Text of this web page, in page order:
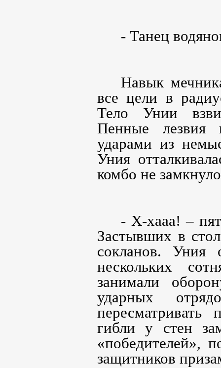
- Танец
Навык
все цели в
Тело Унии
Пенные лезвия
ударами из
Уния
комбо не
- Х-хааа! –
Застывших в
сокланов. Уния
нескольких
занимали
ударных
гибли у стен
«победителей»,
защитников